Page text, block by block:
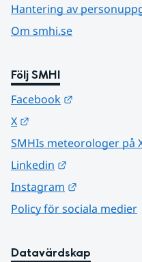
Hantering av
Om smhi.se
Följ SMHI
Facebook
X
SMHIs meteorologer på
Linkedin
Instagram
Policy för sociala medier
Datavärdskap